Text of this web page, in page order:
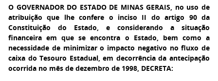
O GOVERNADOR DO ESTADO DE MINAS GERAIS, no uso de
atribuição que lhe confere o inciso II do artigo 90 da
Constituição do Estado, e considerando a situação
financeira em que se encontra o Estado, bem como a
necessidade de minimizar o impacto negativo no fluxo de
caixa do Tesouro Estadual, em decorrência da antecipação
ocorrida no mês de dezembro de 1998, DECRETA: